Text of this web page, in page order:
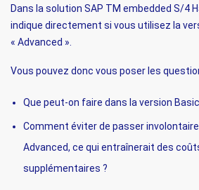
Dans la solution SAP TM embedded S/4
indique directement si vous utilisez la
« Advanced ».
Vous pouvez donc vous poser les
Que peut-on faire dans la version
Comment éviter de passer
Advanced, ce qui entraînerait des
supplémentaires ?